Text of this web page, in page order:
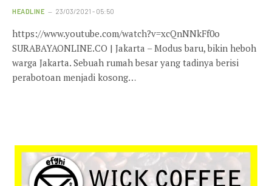
HEADLINE 23/03/2021 - 05:50
https://www.youtube.com/watch?v=xcQnNNkFf0o
SURABAYAONLINE.CO | Jakarta – Modus baru, bikin heboh
warga Jakarta. Sebuah rumah besar yang tadinya berisi
perabotoan menjadi kosong…